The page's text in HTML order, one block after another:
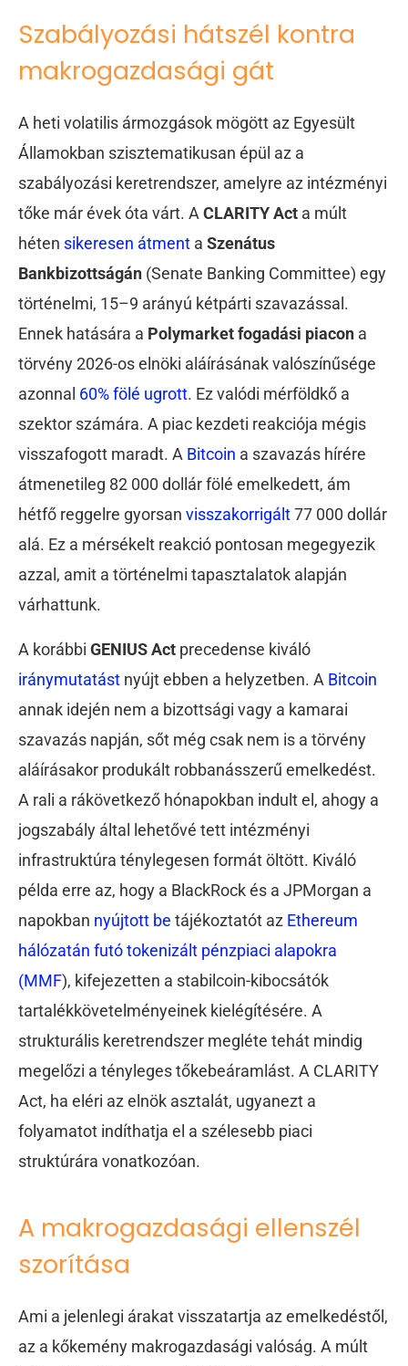
Szabályozási hátszél kontra
makrogazdasági gát
A heti volatilis ármozgások mögött az Egyesült
Államokban szisztematikusan épül az a
szabályozási keretrendszer, amelyre az intézményi
tőke már évek óta várt. ACLARITY Act a múlt
héten sikeresen átment a Szenátus
Bankbizottságán (Senate Banking Committee) egy
történelmi, 15–9 arányú kétpárti szavazással.
Ennek hatására a Polymarket fogadási piacon a
törvény 2026-os elnöki aláírásának valószínűsége
azonnal 60% fölé ugrott. Ez valódi mérföldkő a
szektor számára. A piac kezdeti reakciója mégis
visszafogott maradt. A Bitcoin a szavazás hírére
átmenetileg 82 000 dollár fölé emelkedett, ám
hétfő reggelre gyorsan visszakorrigált77 000 dollár
alá. Ez a mérsékelt reakció pontosan megegyezik
azzal, amit a történelmi tapasztalatok alapján
várhattunk.
A korábbi GENIUS Act precedense kiváló
iránymutatást nyújt ebben a helyzetben. A Bitcoin
annak idején nem a bizottsági vagy a kamarai
szavazás napján, sőt még csak nem is a törvény
aláírásakor produkált robbanásszerű emelkedést.
A rali a rákövetkező hónapokban indult el, ahogy a
jogszabály által lehetővé tett intézményi
infrastruktúra ténylegesen formát öltött. Kiváló
példa erre az, hogy a BlackRock és a JPMorgan a
napokban nyújtott be tájékoztatót az Ethereum
hálózatán futó tokenizált pénzpiaci alapokra
(MMF), kifejezetten a stabilcoin-kibocsátók
tartalékkövetelményeinek kielégítésére. A
strukturális keretrendszer megléte tehát mindig
megelőzi a tényleges tőkebeáramlást. A CLARITY
Act, ha eléri az elnök asztalát, ugyanezt a
folyamatot indíthatja el a szélesebb piaci
struktúrára vonatkozóan.
A makrogazdasági ellenszél
szorítása
Ami a jelenlegi árakat visszatartja az emelkedéstől,
az a kőkemény makrogazdasági valóság. A múlt